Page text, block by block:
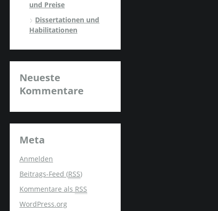
und Preise
Dissertationen und
Habilitationen
Neueste
Kommentare
Meta
Anmelden
Beitrags-Feed (RSS)
Kommentare als RSS
WordPress.org